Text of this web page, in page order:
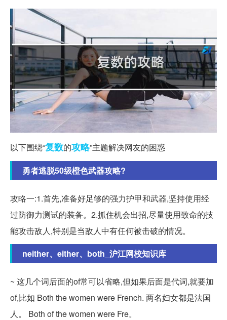
以下围绕“复数的攻略”主题解决网友的困惑
勇者逃脱50级橙色武器攻略?
攻略一:1.首先,准备好足够的强力护甲和武器,坚持使用经
过防御力测试的装备。2.抓住机会出招,尽量使用致命的技
能攻击敌人,特别是当敌人中有任何被击破的情况。
neither、either、both_沪江网校知识库
~ 这几个词后面的of常可以省略,但如果后面是代词,就要加
of,比如 Both the women were French. 两名妇女都是法国
人。 Both of the women were Fre。